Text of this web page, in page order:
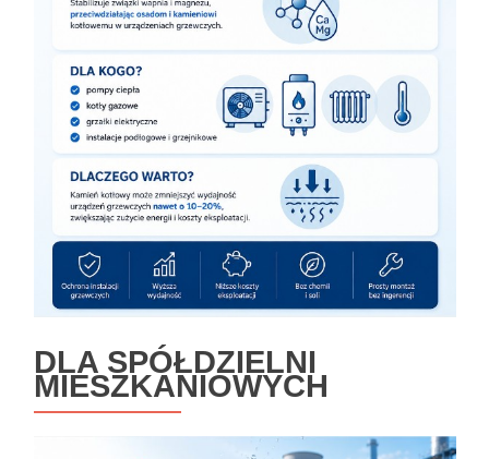
DLA SPÓŁDZIELNI
MIESZKANIOWYCH